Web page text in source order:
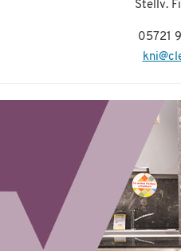
Stellv.
05721